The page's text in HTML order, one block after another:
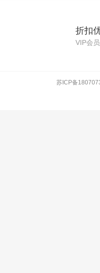
折扣
VIP会
苏ICP备